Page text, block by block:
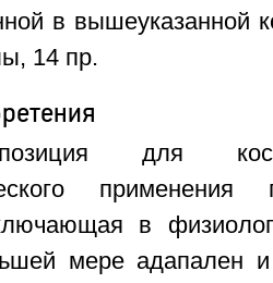
в вышеуказанной
14 пр.
для
применения
в
мере адапален и